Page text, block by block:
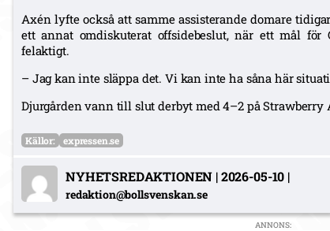
Axén lyfte också att samme assisterande domare
ett annat omdiskuterat offsidebeslut, när ett mål för
felaktigt.
– Jag kan inte släppa det. Vi kan inte ha såna här
Djurgården vann till slut derbyt med 4–2 på Strawberry
Källor: expressen.se
NYHETSREDAKTIONEN |2026-05-10 |
redaktion@bollsvenskan.se
ANNONS: